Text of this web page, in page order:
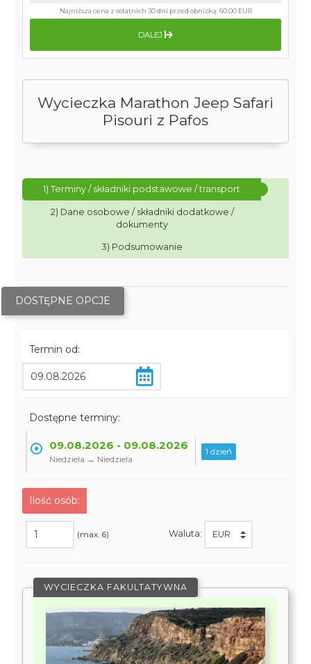
Wycieczka Marathon Jeep Safari
Pisouri z Pafos
1) Terminy / składniki podstawowe / transport
2) Dane osobowe / składniki dodatkowe /
dokumenty
3) Podsumowanie
DOSTĘPNE OPCJE
Termin od:
Dostępne terminy:
09.08.2026 - 09.08.2026
Niedziela → Niedziela
1 dzień
Ilość osób:
(max. 6) Waluta:
WYCIECZKA FAKULTATYWNA
Najniższa cena z ostatnich 30 dni przed obniżką:60.00 EUR
DALEJ